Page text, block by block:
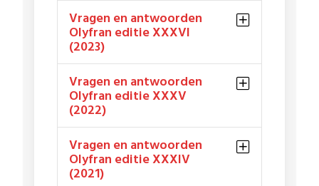
Vragen en antwoorden
Olyfran editie XXXVI
(2023)
Vragen en antwoorden
Olyfran editie XXXV
(2022)
Vragen en antwoorden
Olyfran editie XXXIV
(2021)